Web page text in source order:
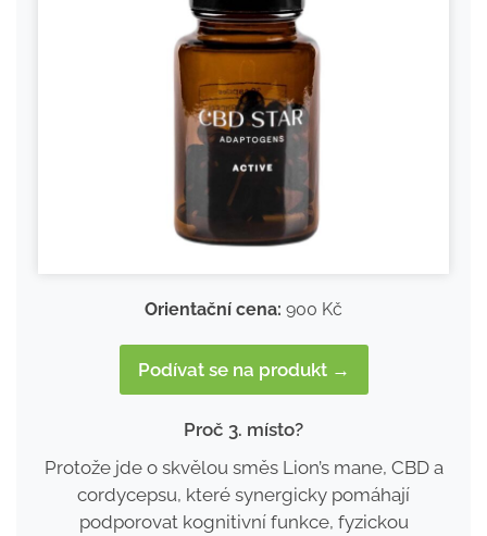
Orientační cena: 900 Kč
Podívat se na produkt →
Proč 3. místo?
Protože jde o skvělou směs Lion’s mane, CBD a
cordycepsu, které synergicky pomáhají
podporovat kognitivní funkce, fyzickou